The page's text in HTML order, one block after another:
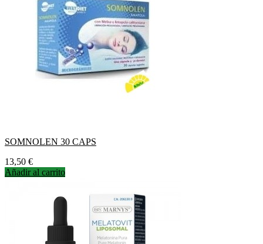
SOMNOLEN 30 CAPS
Precio
13,50 €
Añadir al carrito